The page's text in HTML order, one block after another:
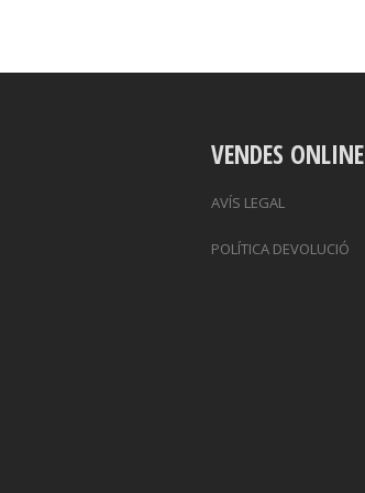
VENDES ONLINE
AVÍS LEGAL
POLÍTICA DEVOLUCIÓ